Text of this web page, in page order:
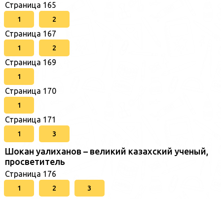
Страница 165
1 2
Страница 167
1 2
Страница 169
1
Страница 170
1
Страница 171
1 3
Шокан уалиханов – великий казахский ученый,
просветитель
Страница 176
1 2 3